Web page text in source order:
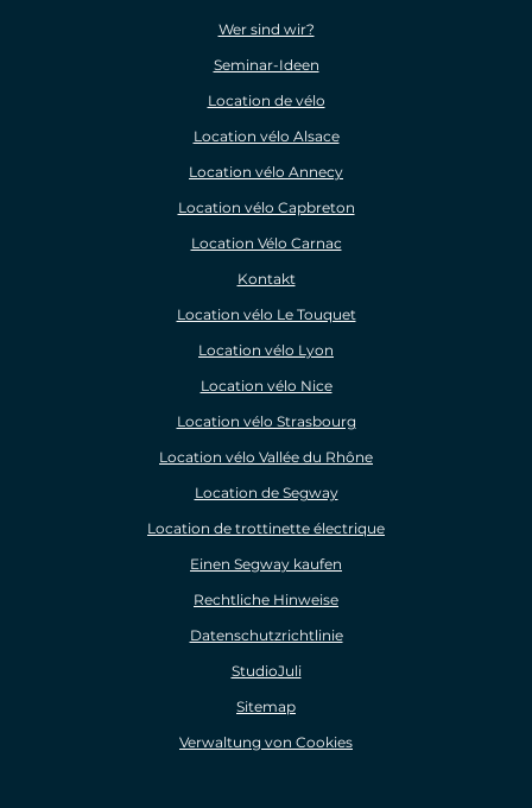
Wer sind wir?
Seminar-Ideen
Location de vélo
Location vélo Alsace
Location vélo Annecy
Location vélo Capbreton
Location Vélo Carnac
Kontakt
Location vélo Le Touquet
Location vélo Lyon
Location vélo Nice
Location vélo Strasbourg
Location vélo Vallée du Rhône
Location de Segway
Location de trottinette électrique
Einen Segway kaufen
Rechtliche Hinweise
Datenschutzrichtlinie
StudioJuli
Sitemap
Verwaltung von Cookies